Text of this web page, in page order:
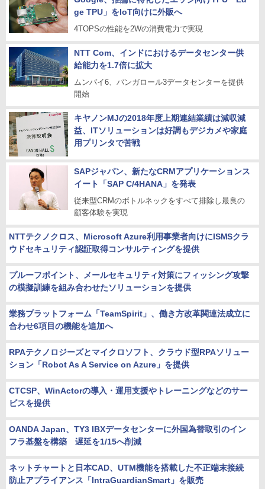
ge TPU」をIoT向けに外販へ
4TOPSの性能を2Wの消費電力で実現
NTT Com、インドにおけるデータセンター供
給能力を1.7倍に拡大
ムンバイ6、バンガロール3データセンターを提供
開始
キヤノンMJの2018年度上期連結業績は減収減
益、ITソリューションは好調もデジカメや家庭
用プリンタで苦戦
SAPジャパン、新たなCRMアプリケーションス
イート「SAP C/4HANA」を発表
従来型CRMのボトルネックをすべて排除し最良の
顧客体験を実現
NTTテクノクロス、Microsoft Azure利用事業者向けにISMSクラ
ウドセキュリティ認証取得コンサルティングを提供
プルーフポイント、メールセキュリティ対策にフィッシング攻撃
の模擬訓練を組み合わせたソリューションを提供
業務プラットフォーム「TeamSpirit」、働き方改革関連法成立に
合わせ6項目の機能を追加へ
RPAテクノロジーズとマイクロソフト、クラウド型RPAソリュー
ション「Robot As A Service on Azure」を提供
CTCSP、WinActorの導入・運用支援やトレーニングなどのサー
ビスを提供
OANDA Japan、TY3 IBXデータセンターに外国為替取引のイン
フラ基盤を構築 遅延を1/15へ削減
ネットチャートと日本CAD、UTM機能を搭載した不正端末接続
防止アプライアンス「IntraGuardianSmart」を販売